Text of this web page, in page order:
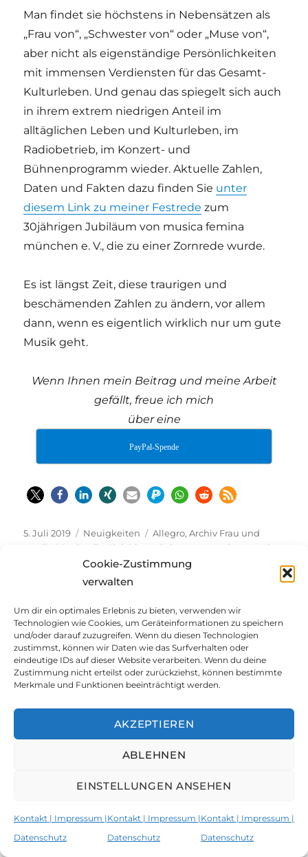
Cookie-Zustimmung
verwalten
Um dir ein optimales Erlebnis zu bieten, verwenden wir
Technologien wie Cookies, um Geräteinformationen zu speichern
und/oder darauf zuzugreifen. Wenn du diesen Technologien
zustimmst, können wir Daten wie das Surfverhalten oder
eindeutige IDs auf dieser Website verarbeiten. Wenn du deine
Zustimmung nicht erteilst oder zurückziehst, können bestimmte
Merkmale und Funktionen beeinträchtigt werden.
AKZEPTIEREN
ABLEHNEN
EINSTELLUNGEN ANSEHEN
Kontakt | Impressum |
Datenschutz
Kontakt | Impressum |
Datenschutz
Kontakt | Impressum |
Datenschutz
Man findet sie höchstens in Nebensätzen als
„Frau von“, „Schwester von“ oder „Muse von“,
aber nicht als eigenständige Persönlichkeiten
mit immensen Verdiensten für das Gesamt-
Kulturleben. Und genau das spiegelt sich auch
in ihrem extrem niedrigen Anteil im
alltäglichen Leben und Kulturleben, im
Radiobetrieb, im Konzert- und
Bühnenprogramm wieder. Aktuelle Zahlen,
Daten und Fakten dazu finden Sie unter
diesem Link zu meiner Festrede zum
30jährigen Jubiläum von musica femina
münchen e. V., die zu einer Zornrede wurde.
Es ist längst Zeit, diese traurigen und
beschämenden Zahlen zu ändern, vor allem
dann, wenn es eigentlich wirklich nur um gute
Musik geht.
Wenn Ihnen mein Beitrag und meine Arbeit
gefällt, freue ich mich
über eine
PayPal-Spende
Veröffentlicht
5. Juli 2019 Kategorien
Neuigkeiten Schlagwörter
Allegro,Archiv Frau und
Musik
BR-Klassik Gleichberechtigung Interview
musica
femina münchen,Musik ,Netzwerk,Radio
Komponistinnen-Bullshit-
Bingo